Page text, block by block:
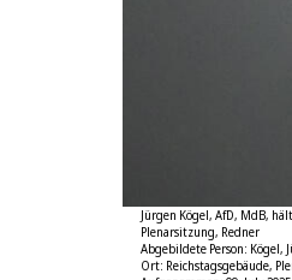
Jürgen Kögel, AfD, MdB,
Plenarsitzung, Redner
Abgebildete Person: Kögel,
Ort: Reichstagsgebäude,